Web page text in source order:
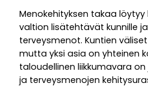
Menokehityksen takaa
valtion lisätehtävät kunnille
terveysmenot. Kuntien
mutta yksi asia on yhteinen
taloudellinen liikkumavara
ja terveysmenojen